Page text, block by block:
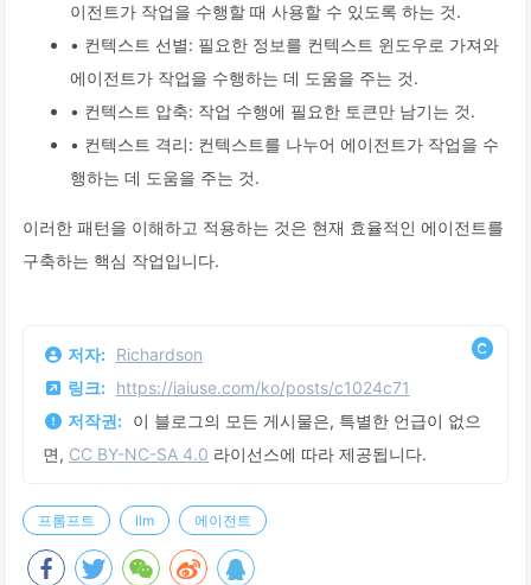
이전트가 작업을 수행할 때 사용할 수 있도록 하는 것.
• 컨텍스트 선별: 필요한 정보를 컨텍스트 윈도우로 가져와
에이전트가 작업을 수행하는 데 도움을 주는 것.
• 컨텍스트 압축: 작업 수행에 필요한 토큰만 남기는 것.
• 컨텍스트 격리: 컨텍스트를 나누어 에이전트가 작업을 수
행하는 데 도움을 주는 것.
이러한 패턴을 이해하고 적용하는 것은 현재 효율적인 에이전트를
구축하는 핵심 작업입니다.
저자: Richardson
링크: https://iaiuse.com/ko/posts/c1024c71
저작권: 이 블로그의 모든 게시물은, 특별한 언급이 없으
면, CC BY-NC-SA 4.0 라이선스에 따라 제공됩니다.
프롬프트 llm 에이전트